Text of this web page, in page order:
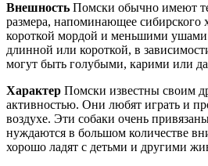
Внешность Помски обычно имеют
размера, напоминающее сибирского
короткой мордой и меньшими
длинной или короткой, в
могут быть голубыми, карими или
Характер Помски известны своим
активностью. Они любят играть и
воздухе. Эти собаки очень
нуждаются в большом количестве
хорошо ладят с детьми и другими